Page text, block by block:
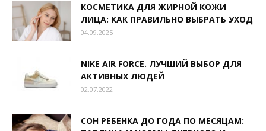
КОСМЕТИКА ДЛЯ ЖИРНОЙ КОЖИ
ЛИЦА: КАК ПРАВИЛЬНО ВЫБРАТЬ УХОД
04.09.2025
NIKE AIR FORCE. ЛУЧШИЙ ВЫБОР ДЛЯ
АКТИВНЫХ ЛЮДЕЙ
02.07.2022
СОН РЕБЕНКА ДО ГОДА ПО МЕСЯЦАМ: